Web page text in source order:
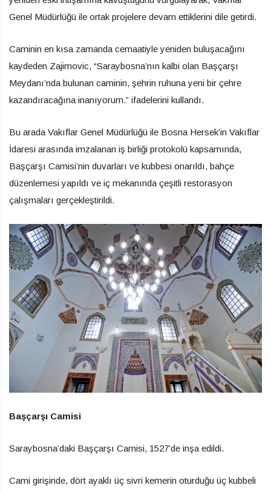
Genel Müdürlüğü ile ortak projelere devam ettiklerini dile getirdi.
Caminin en kısa zamanda cemaatiyle yeniden buluşacağını
kaydeden Zajimovic, “Saraybosna’nın kalbi olan Başçarşı
Meydanı’nda bulunan caminin, şehrin ruhuna yeni bir çehre
kazandıracağına inanıyorum.” ifadelerini kullandı.
Bu arada Vakıflar Genel Müdürlüğü ile Bosna Hersek’in Vakıflar
İdaresi arasında imzalanan iş birliği protokolü kapsamında,
Başçarşı Camisi’nin duvarları ve kubbesi onarıldı, bahçe
düzenlemesi yapıldı ve iç mekanında çeşitli restorasyon
çalışmaları gerçekleştirildi.
Başçarşı Camisi
Saraybosna’daki Başçarşı Camisi, 1527’de inşa edildi.
Cami girişinde, dört ayaklı üç sivri kemerin oturduğu üç kubbeli